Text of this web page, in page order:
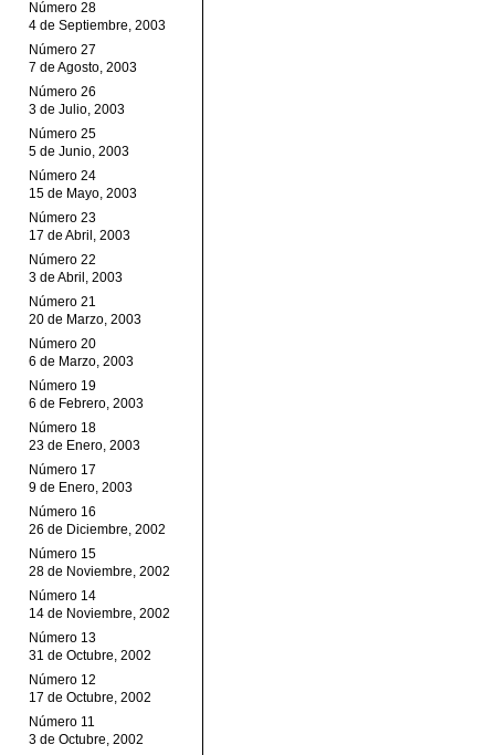
Número 28
4 de Septiembre, 2003
Número 27
7 de Agosto, 2003
Número 26
3 de Julio, 2003
Número 25
5 de Junio, 2003
Número 24
15 de Mayo, 2003
Número 23
17 de Abril, 2003
Número 22
3 de Abril, 2003
Número 21
20 de Marzo, 2003
Número 20
6 de Marzo, 2003
Número 19
6 de Febrero, 2003
Número 18
23 de Enero, 2003
Número 17
9 de Enero, 2003
Número 16
26 de Diciembre, 2002
Número 15
28 de Noviembre, 2002
Número 14
14 de Noviembre, 2002
Número 13
31 de Octubre, 2002
Número 12
17 de Octubre, 2002
Número 11
3 de Octubre, 2002